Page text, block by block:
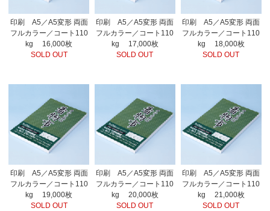
印刷 A5／A5変形 両面
フルカラー／コート110
kg 16,000枚
SOLD OUT
印刷 A5／A5変形 両面
フルカラー／コート110
kg 17,000枚
SOLD OUT
印刷 A5／A5変形 両面
フルカラー／コート110
kg 18,000枚
SOLD OUT
印刷 A5／A5変形 両面
フルカラー／コート110
kg 19,000枚
SOLD OUT
印刷 A5／A5変形 両面
フルカラー／コート110
kg 20,000枚
SOLD OUT
印刷 A5／A5変形 両面
フルカラー／コート110
kg 21,000枚
SOLD OUT